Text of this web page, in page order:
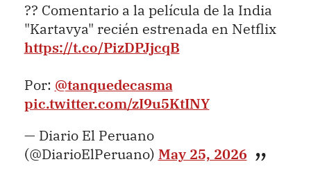
?? Comentario a la película de la India
"Kartavya" recién estrenada en Netflix
https://t.co/PizDPJjcqB
Por: @tanquedecasma
pic.twitter.com/zI9u5KtINY
— Diario El Peruano
(@DiarioElPeruano) May 25, 2026